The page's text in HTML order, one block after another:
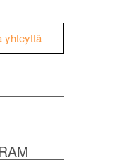
yhteyttä